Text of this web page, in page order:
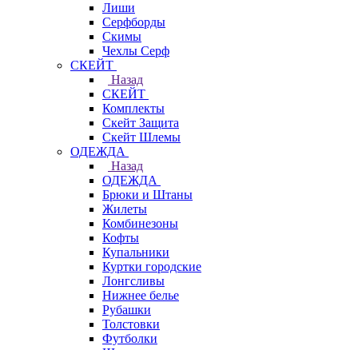
Лиши
Серфборды
Скимы
Чехлы Cерф
СКЕЙТ
Назад
СКЕЙТ
Комплекты
Скейт Защита
Скейт Шлемы
ОДЕЖДА
Назад
ОДЕЖДА
Брюки и Штаны
Жилеты
Комбинезоны
Кофты
Купальники
Куртки городские
Лонгсливы
Нижнее белье
Рубашки
Толстовки
Футболки